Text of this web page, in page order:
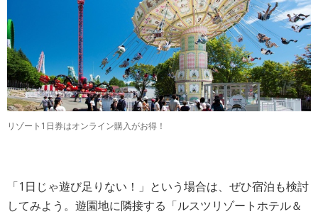
リゾート1日券はオンライン購入がお得！
「1日じゃ遊び足りない！」という場合は、ぜひ宿泊も検討
してみよう。遊園地に隣接する「ルスツリゾートホテル＆